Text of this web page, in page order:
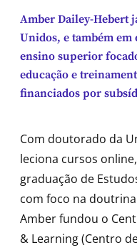
Amber Dailey-Hebert
Unidos, e também em
ensino superior
educação e
financiados por
Com doutorado da
leciona cursos
graduação de
com foco na
Amber fundou o
& Learning (Centro